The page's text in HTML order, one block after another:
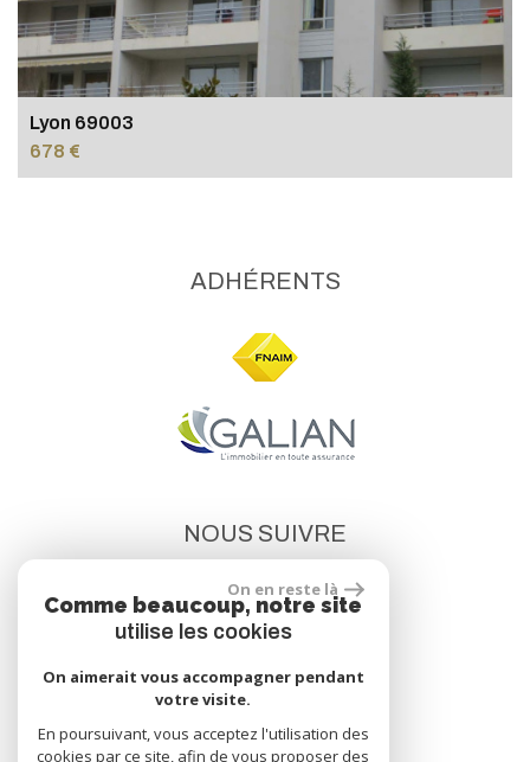
Lyon 69003
678 €
NOUS SUIVRE
ADHÉRENTS
On en reste là
Comme beaucoup, notre site
utilise les cookies
On aimerait vous accompagner pendant
votre visite.
En poursuivant, vous acceptez l'utilisation des
cookies par ce site, afin de vous proposer des